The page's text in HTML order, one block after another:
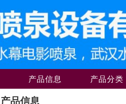
产品信息 产品分类
产品信息